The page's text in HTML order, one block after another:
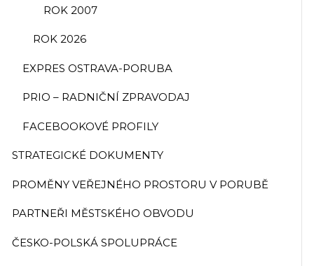
ROK 2007
ROK 2026
EXPRES OSTRAVA-PORUBA
PRIO – RADNIČNÍ ZPRAVODAJ
FACEBOOKOVÉ PROFILY
STRATEGICKÉ DOKUMENTY
PROMĚNY VEŘEJNÉHO PROSTORU V PORUBĚ
PARTNEŘI MĚSTSKÉHO OBVODU
ČESKO-POLSKÁ SPOLUPRÁCE